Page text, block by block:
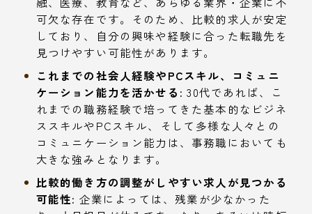
可欠な存在です。そのため、比較的求人が安定
しており、自分の興味や経験に合った転職先を
見つけやすい可能性があります。
これまでの社会人経験やPCスキル、コミュニ
ケーション能力を活かせる: 30代であれば、こ
れまでの職務経験で培ってきた基本的なビジネ
ススキルやPCスキル、そして多様な人々との
コミュニケーション能力は、事務職においても
大きな強みとなります。
比較的働き方の調整がしやすい求人が見つかる
可能性: 企業によっては、残業が少なかった